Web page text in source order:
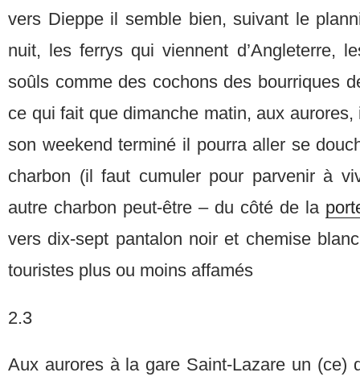
vers Dieppe il semble bien, suivant le
nuit, les ferrys qui viennent d’Angleterre,
soûls comme des cochons des bourriques
ce qui fait que dimanche matin, aux
son weekend terminé il pourra aller se
charbon (il faut cumuler pour parvenir à
autre charbon peut-être – du côté de la
vers dix-sept pantalon noir et chemise
touristes plus ou moins affamés
2.3
Aux aurores à la gare Saint-Lazare un (ce)